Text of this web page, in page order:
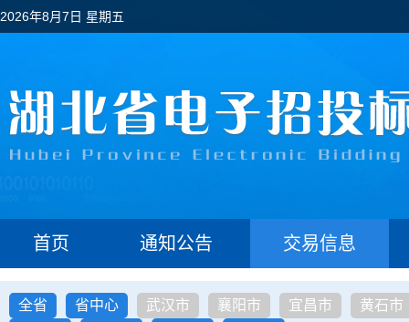
2026年8月7日 星期五
首页 通知公告 交易信息
全省 省中心 武汉市 襄阳市 宜昌市
黄石市